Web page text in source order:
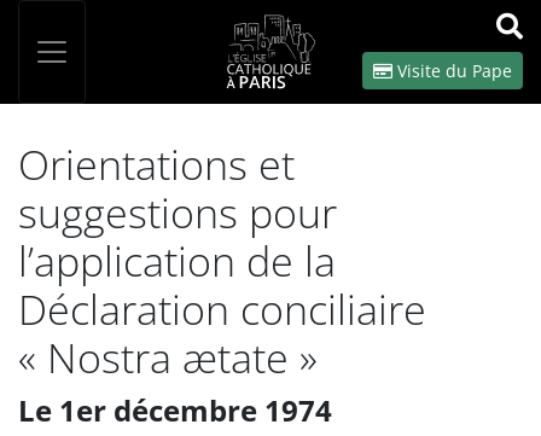
OK
Visite du Pape
Orientations et
suggestions pour
l’application de la
Déclaration conciliaire
« Nostra ætate »
Le 1er décembre 1974
Panneau de gestion des cookies